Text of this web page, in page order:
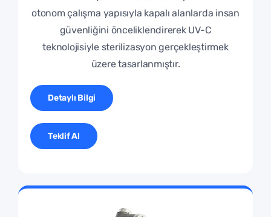
otonom çalışma yapısıyla kapalı alanlarda insan
güvenliğini önceliklendirerek UV-C
teknolojisiyle sterilizasyon gerçekleştirmek
üzere tasarlanmıştır.
Detaylı Bilgi
Teklif Al